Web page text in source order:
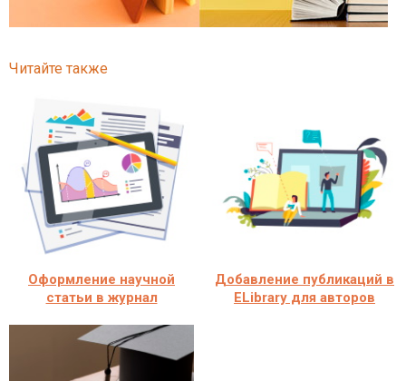
Читайте также
Оформление научной
статьи в журнал
Добавление публикаций в
ELibrary для авторов